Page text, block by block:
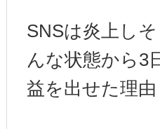
SNSは炎上し
んな状態から3
益を出せた理由